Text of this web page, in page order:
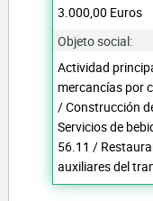
3.000,00 Euros
Objeto social:
Actividad
mercancías por
/ Construcción
Servicios de
56.11 /
auxiliares del